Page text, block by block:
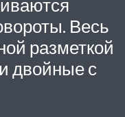
Весь
разметкой
двойные с